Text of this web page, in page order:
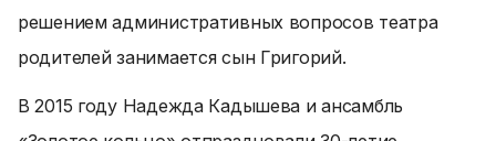
решением административных вопросов театра
родителей занимается сын Григорий.
В 2015 году Надежда Кадышева и ансамбль